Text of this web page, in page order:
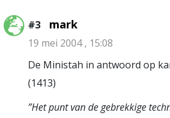
#3 mark
19 mei 2004 , 15:08
De Ministah in antwoord op
(1413)
”Het punt van de gebrekkige